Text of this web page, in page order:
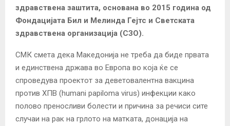
здравствена заштита, основана во 2015 година од
Фондацијата Бил и Мелинда Гејтс и Светската
здравствена организација (СЗО).
СМК смета дека Македонија не треба да биде првата
и единствена држава во Европа во која ќе се
спроведува проектот за деветовалентна вакцина
против ХПВ (humani pаpiloma virus) инфекции како
полово преносливи болести и причина за речиси сите
случаи на рак на грлото на матката, донација на